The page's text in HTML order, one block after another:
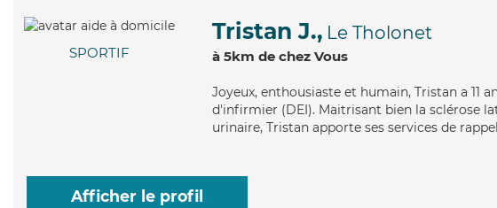
SPORTIF
Tristan J., Le Tholonet
à 5km de chez Vous
Joyeux, enthousiaste et humain, Tristan a 11
d'infirmier (DEI). Maitrisant bien la sclérose
urinaire, Tristan apporte ses services de
Afficher le profil